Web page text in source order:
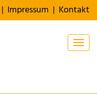
| Impressum | Kontakt